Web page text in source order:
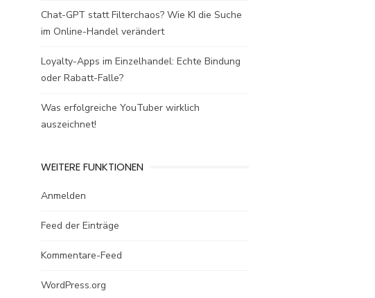
Chat-GPT statt Filterchaos? Wie KI die Suche
im Online-Handel verändert
Loyalty-Apps im Einzelhandel: Echte Bindung
oder Rabatt-Falle?
Was erfolgreiche YouTuber wirklich
auszeichnet!
WEITERE FUNKTIONEN
Anmelden
Feed der Einträge
Kommentare-Feed
WordPress.org